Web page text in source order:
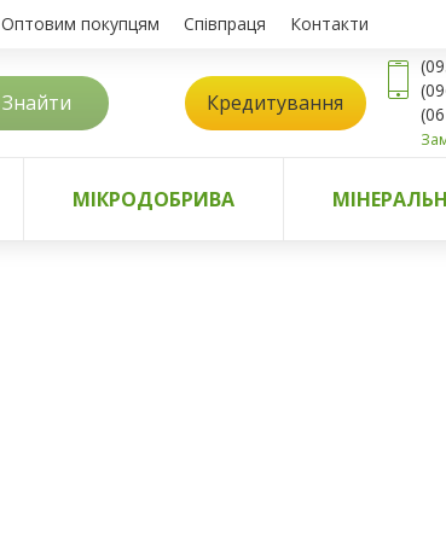
Оптовим покупцям Співпраця Контакти
Знайти Кредитування
МІКРОДОБРИВА